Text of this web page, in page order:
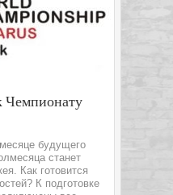
Чемпионату
будущего
станет
Как готовится
К подготовке